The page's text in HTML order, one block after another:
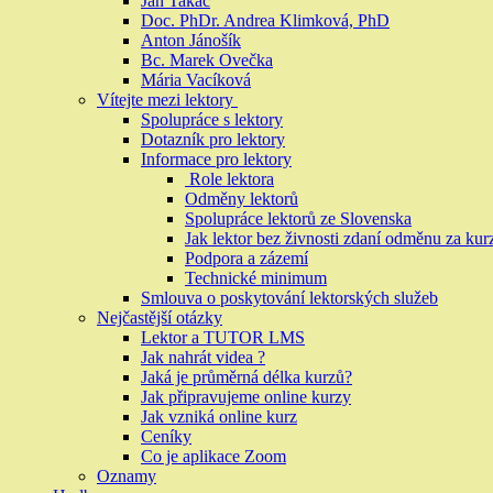
Doc. PhDr. Andrea Klimková, PhD
Anton Jánošík
Bc. Marek Ovečka
Mária Vacíková
Vítejte mezi lektory
Spolupráce s lektory
Dotazník pro lektory
Informace pro lektory
Role lektora
Odměny lektorů
Spolupráce lektorů ze Slovenska
Jak lektor bez živnosti zdaní odměnu za
Podpora a zázemí
Technické minimum
Smlouva o poskytování lektorských služeb
Nejčastější otázky
Lektor a TUTOR LMS
Jak nahrát videa ?
Jaká je průměrná délka kurzů?
Jak připravujeme online kurzy
Jak vzniká online kurz
Ceníky
Co je aplikace Zoom
Oznamy